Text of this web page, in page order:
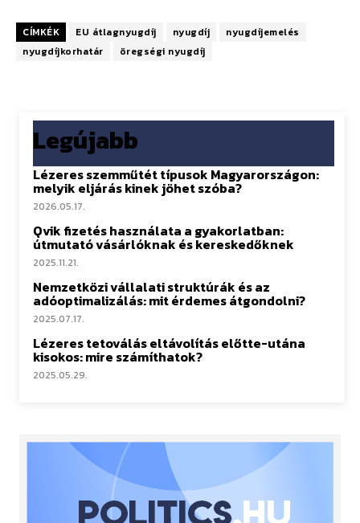
CÍMKÉK EU átlagnyugdíj nyugdíj
nyugdíjemelés
nyugdíjkorhatár
öregségi nyugdíj
Legújabb
Lézeres szemműtét típusok Magyarországon:
melyik eljárás kinek jöhet szóba?
2026.05.17.
Qvik fizetés használata a gyakorlatban:
útmutató vásárlóknak és kereskedőknek
2025.11.21.
Nemzetközi vállalati struktúrák és az
adóoptimalizálás: mit érdemes átgondolni?
2025.07.17.
Lézeres tetoválás eltávolítás előtte-utána
kisokos: mire számíthatok?
2025.05.29.